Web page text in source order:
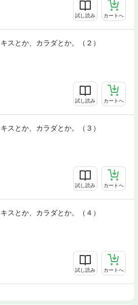
試し読み カートへ
スとか、カラダとか。（２）
試し読み カートへ
スとか、カラダとか。（３）
試し読み カートへ
スとか、カラダとか。（４）
試し読み カートへ